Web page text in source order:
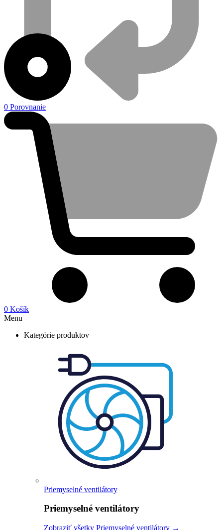
0 Porovnanie
0 Košík
Menu
Kategórie produktov
Priemyselné ventilátory
Priemyselné ventilátory
Zobraziť všetky Priemyselné ventilátory →